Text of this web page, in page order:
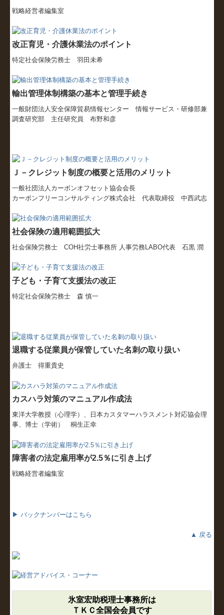
戦略経営者編集室
改正育児・介護休業法のポイント
特定社会保険労務士 羽田未希
輸出管理体制構築の基本と管理手続き
一般財団法人安全保障貿易情報センター情報サービス・研修部兼
調査研究部 主任研究員 布野和彦
Ｊ－クレジット制度の概要と活用のメリット
一般社団法人カーボンオフセット協会会長
カーボンフリーコンサルティング株式会社 代表取締役 中西武志
社会保険の適用範囲拡大
社会保険労務士 COH社労士事務所 人事労務LABO代表 石黒 潤
子ども・子育て支援法の改正
特定社会保険労務士 森 慎一
退職する従業員が保管していた名刺の取り扱い
弁護士 得重貴史
カスハラ対策のマニュアル作成法
東洋大学教授（心理学）、日本カスタマーハラスメント対応協会理
事、博士（学術） 桐生正幸
障害者の法定雇用率が2.5％に引き上げ
戦略経営者編集室
▶ バックナンバーはこちら
▲ 戻る
氷室宏助税理士事務所は
ＴＫＣ全国会会員です